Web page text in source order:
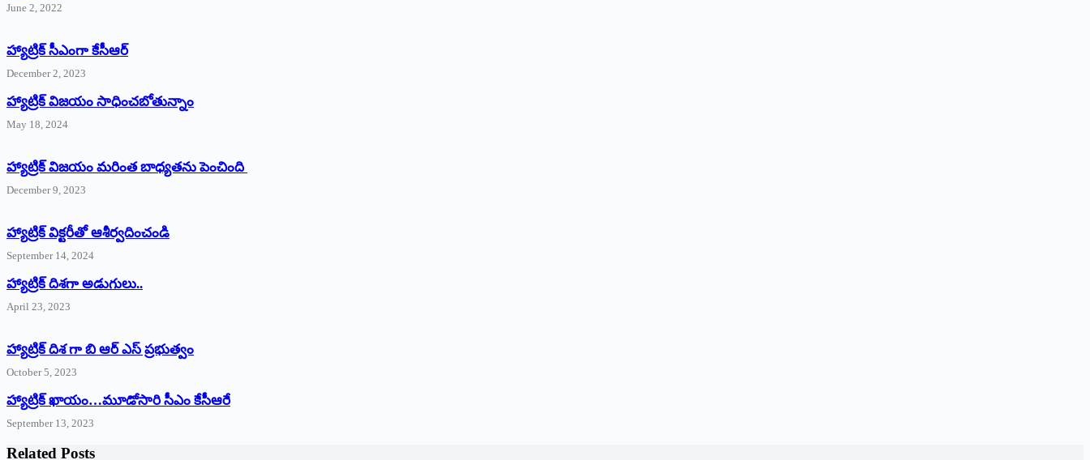
June 2, 2022
హ్యాట్రిక్‌ ‌సీఎంగా కేసీఆర్‌
December 2, 2023
హ్యాట్రిక్‌ విజయం సాధించబోతున్నాం
May 18, 2024
హ్యాట్రిక్ విజయం మరింత బాధ్యతను పెంచింది
December 9, 2023
హ్యాట్రిక్‌ ‌విక్టరీతో ఆశీర్వదించండి
September 14, 2024
‌హ్యాట్రిక్‌ ‌దిశగా అడుగులు..
April 23, 2023
హ్యాట్రిక్ దిశ గా బి ఆర్ ఎస్ ప్రభుత్వం
October 5, 2023
హ్యాట్రిక్‌ ‌ఖాయం…మూడోసారి సీఎం కేసీఆరే
September 13, 2023
Related Posts